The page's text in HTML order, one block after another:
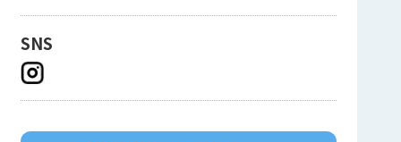
SNS